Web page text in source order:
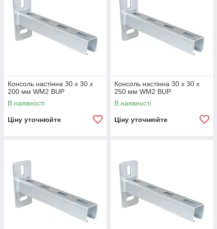
Консоль настінна 30 х 30 х
200 мм WM2 BUP
В наявності
Ціну уточнюйте
Консоль настінна 30 х 30 х
250 мм WM2 BUP
В наявності
Ціну уточнюйте